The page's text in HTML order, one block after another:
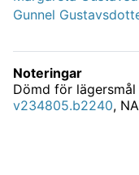
Gunnel
Noteringar
Dömd för
v234805.b2240,